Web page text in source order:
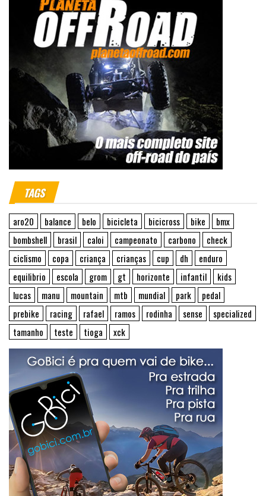
TAGS
aro20 balance belo bicicleta bicicross bike
bmx
bombshell
brasil caloi campeonato carbono
check
ciclismo
copa criança crianças cup dh
enduro
equilibrio
escola grom gt horizonte infantil
kids
lucas
manu mountain mtb mundial park
pedal
prebike
racing rafael ramos rodinha sense
specialized
tamanho
teste tioga xck